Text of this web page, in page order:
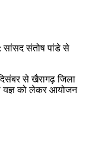
सांसद संतोष पांडे से
से खैरागढ़ जिला
यज्ञ को लेकर आयोजन